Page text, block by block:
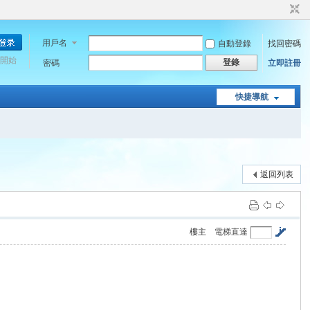
用戶名 自動登錄
找回密碼
密碼
登錄 立即註冊
始
快捷導航
返回列表
電梯直達
樓主